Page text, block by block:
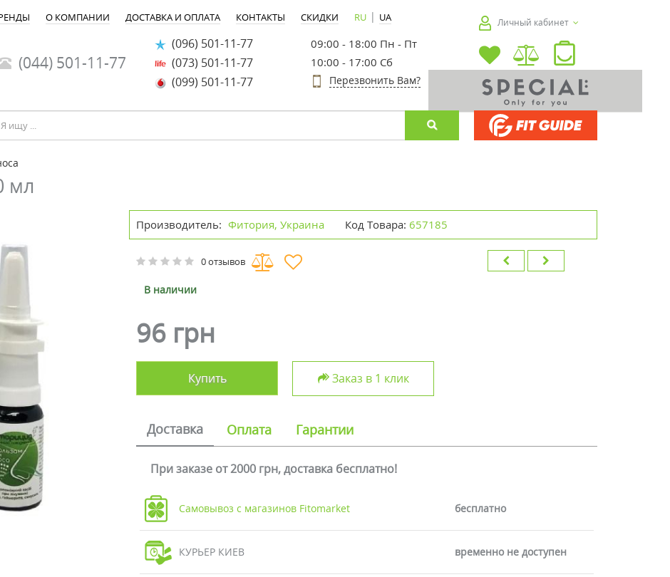
О КОМПАНИИ ДОСТАВКА И ОПЛАТА КОНТАКТЫ СКИДКИ RU | UA
(044) 501-11-77
(096) 501-11-77
(073) 501-11-77
(099) 501-11-77
09:00 - 18:00 Пн - Пт
10:00 - 17:00 Сб
Перезвонить Вам?
Личный кабинет
мл
Производитель: Фитория, Украина Код Товара: 657185
0 отзывов
В наличии
96 грн
Купить Заказ в 1 клик
Доставка Оплата Гарантии
При заказе от 2000 грн, доставка бесплатно!
Самовывоз с магазинов Fitomarket бесплатно
КУРЬЕР КИЕВ временно не доступен